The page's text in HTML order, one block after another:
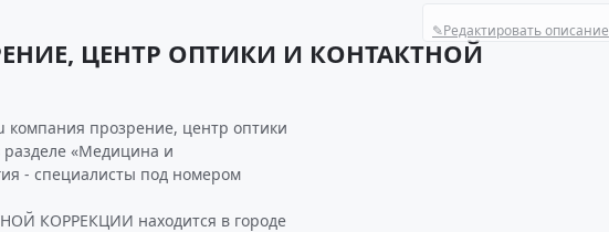
✎Редактировать описание
ЦЕНТР ОПТИКИ И КОНТАКТНОЙ
прозрение, центр оптики
разделе «Медицина и
- специалисты под номером
КОРРЕКЦИИ находится в городе